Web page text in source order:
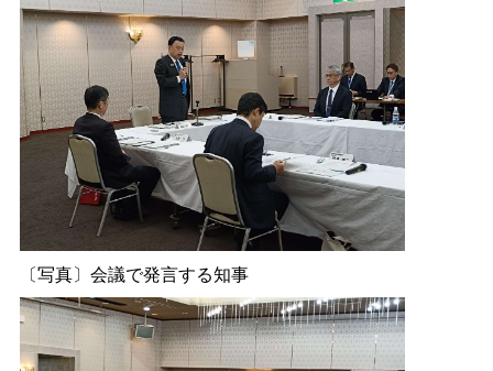
〔写真〕会議で発言する知事